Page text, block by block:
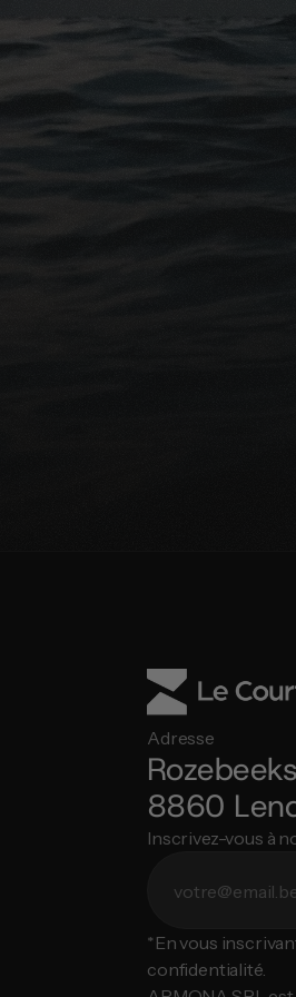
Adresse
8860
Inscrivez-vous à
*En vous
confidentialité.